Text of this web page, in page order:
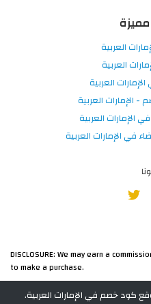
العربية
العربية
العربية
العربية
العربية
في الإمارات العربية
DISCLOSURE: We may earn a
to make a purchase.